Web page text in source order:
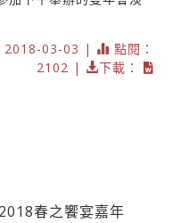
2018-03-03 |
點閱：
2102 |
下載：
春之饗宴嘉年